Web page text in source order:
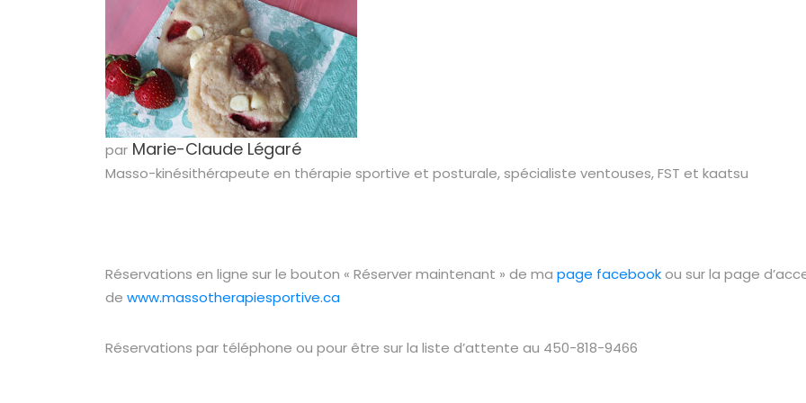
par Marie-Claude Légaré
Masso-kinésithérapeute en thérapie sportive et posturale, spécialiste ventouses, FST et kaatsu
Réservations en ligne sur le bouton « Réserver maintenant » de ma page facebookou sur la page
de www.massotherapiesportive.ca
Réservations par téléphone ou pour être sur la liste d’attente au 450-818-9466